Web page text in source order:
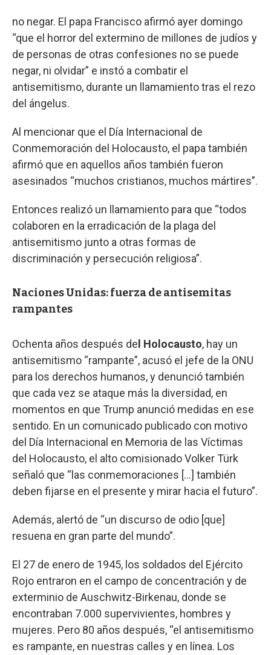
no negar. El papa Francisco afirmó ayer domingo
“que el horror del extermino de millones de judíos y
de personas de otras confesiones no se puede
negar, ni olvidar” e instó a combatir el
antisemitismo, durante un llamamiento tras el rezo
del ángelus.
Al mencionar que el Día Internacional de
Conmemoración del Holocausto, el papa también
afirmó que en aquellos años también fueron
asesinados “muchos cristianos, muchos mártires”.
Entonces realizó un llamamiento para que “todos
colaboren en la erradicación de la plaga del
antisemitismo junto a otras formas de
discriminación y persecución religiosa”.
Naciones Unidas: fuerza de antisemitas
rampantes
Ochenta años después del Holocausto, hay un
antisemitismo “rampante”, acusó el jefe de la ONU
para los derechos humanos, y denunció también
que cada vez se ataque más la diversidad, en
momentos en que Trump anunció medidas en ese
sentido. En un comunicado publicado con motivo
del Día Internacional en Memoria de las Víctimas
del Holocausto, el alto comisionado Volker Türk
señaló que “las conmemoraciones [...] también
deben fijarse en el presente y mirar hacia el futuro”.
Además, alertó de “un discurso de odio [que]
resuena en gran parte del mundo”.
El 27 de enero de 1945, los soldados del Ejército
Rojo entraron en el campo de concentración y de
exterminio de Auschwitz-Birkenau, donde se
encontraban 7.000 supervivientes, hombres y
mujeres. Pero 80 años después, “el antisemitismo
es rampante, en nuestras calles y en línea. Los